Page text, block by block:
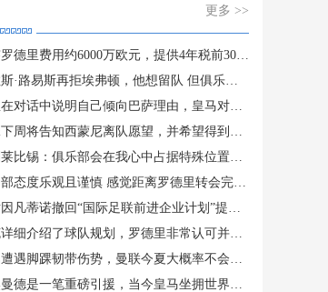
更多 >>
里费用约6000万欧元，提供4年税前3000万欧合同
易斯再拒埃弗顿，他想留队 但俱乐部尚未敲定
话中说明自己倾向巴萨理由，皇马对此理解＆祝好
将告知西蒙尼离队愿望，并希望得到理解和帮助
锡：俱乐部会在我心中占据特殊位置，感谢所有
度乐观且谨慎 感觉距离罗德里转会完成更近了
蒂诺撤回“国际足联前进企业计划”提案表示欢迎
介绍了球队规划，罗德里非常认可并选择加盟巴萨
脚踝韧带伤势，曼联今夏大概率不会继续追求他
是一笔重磅引援，当今皇马坐拥世界独一档攻击线